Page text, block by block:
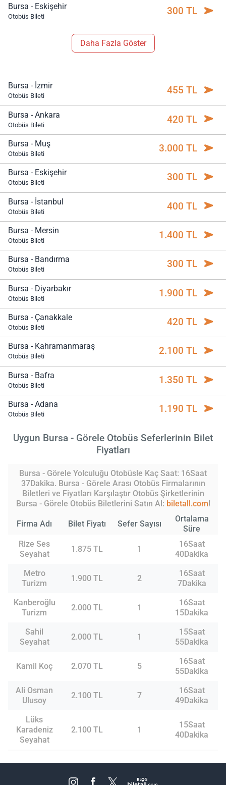
Bursa - Eskişehir
Otobüs Bileti 300 TL
Daha Fazla Göster
Bursa - İzmir
Otobüs Bileti 455 TL
Bursa - Ankara
Otobüs Bileti 420 TL
Bursa - Muş
Otobüs Bileti 3.000 TL
Bursa - Eskişehir
Otobüs Bileti 300 TL
Bursa - İstanbul
Otobüs Bileti 400 TL
Bursa - Mersin
Otobüs Bileti 1.400 TL
Bursa - Bandırma
Otobüs Bileti 300 TL
Bursa - Diyarbakır
Otobüs Bileti 1.900 TL
Bursa - Çanakkale
Otobüs Bileti 420 TL
Bursa - Kahramanmaraş
Otobüs Bileti 2.100 TL
Bursa - Bafra
Otobüs Bileti 1.350 TL
Bursa - Adana
Otobüs Bileti 1.190 TL
Uygun Bursa - Görele Otobüs Seferlerinin Bilet
Fiyatları
Bursa - Görele Yolculuğu Otobüsle Kaç Saat: 16Saat
37Dakika. Bursa - Görele Arası Otobüs Firmalarının
Biletleri ve Fiyatları Karşılaştır Otobüs Şirketlerinin
Bursa - Görele Otobüs Biletlerini Satın Al: biletall.com!
Firma Adı Bilet Fiyatı Sefer Sayısı
Ortalama
Süre
Rize Ses
Seyahat
1.875 TL 1
16Saat
40Dakika
Metro
Turizm
1.900 TL 2
16Saat
7Dakika
Kanberoğlu
Turizm
2.000 TL 1
16Saat
15Dakika
Sahil
Seyahat
2.000 TL 1
15Saat
55Dakika
Kamil Koç 2.070 TL 5
16Saat
55Dakika
Ali Osman
Ulusoy
2.100 TL 7
16Saat
49Dakika
Lüks
Karadeniz
Seyahat
2.100 TL 1
15Saat
40Dakika